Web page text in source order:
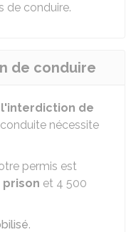
de conduire.
de conduire
l'interdiction de
nécessite
permis est
prison et 4 500
.